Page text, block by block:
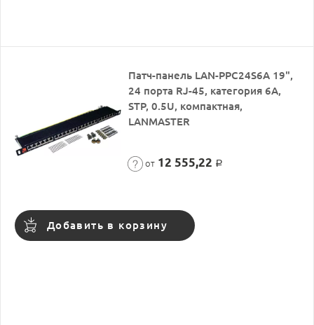
Патч-панель LAN-PPC24S6A 19",
24 порта RJ-45, категория 6A,
STP, 0.5U, компактная,
LANMASTER
от 12 555,22 Р
Добавить в корзину